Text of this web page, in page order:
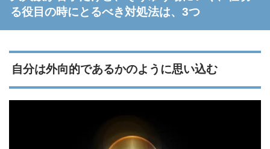
る役目の時にとるべき対処法は、3つ
自分は外向的であるかのように思い込む